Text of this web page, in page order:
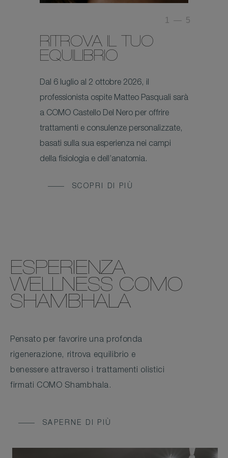
RITROVA IL TUO
EQUILIBRIO
Dal 6 luglio al 2 ottobre 2026, il
professionista ospite Matteo Pasquali sarà
a COMO Castello Del Nero per offrire
trattamenti e consulenze personalizzate,
basati sulla sua esperienza nei campi
della fisiologia e dell’anatomia.
SCOPRI DI PIÙ
1 — 5
ESPERIENZA
WELLNESS COMO
SHAMBHALA
Pensato per favorire una profonda
rigenerazione, ritrova equilibrio e
benessere attraverso i trattamenti olistici
firmati COMO Shambhala.
SAPERNE DI PIÙ